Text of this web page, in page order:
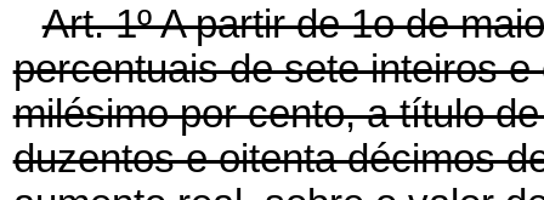
Art. 1º A partir de 1o de
percentuais de sete inteiros
milésimo por cento, a título
duzentos e oitenta décimos